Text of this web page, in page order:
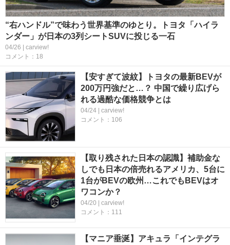
“右ハンドル”で味わう世界基準のゆとり。トヨタ「ハイラ
ンダー」が日本の3列シートSUVに投じる一石
04/26 | carview!
コメント：18
【安すぎて波紋】トヨタの最新BEVが
200万円強だと…？ 中国で繰り広げら
れる過酷な価格競争とは
04/24 | carview!
コメント：106
【取り残された日本の認識】補助金な
しでも日本の倍売れるアメリカ、5台に
1台がBEVの欧州…これでもBEVはオ
ワコンか？
04/20 | carview!
コメント：111
【マニア垂涎】アキュラ「インテグラ